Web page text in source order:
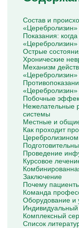
Капельницы
Капельница
Капельница
Капельница
Капельница
Капельница Рингер
Состав и
«Церебролизин»
Показания:
«Церебролизин»
Острые
Хронические
Механизм
«Церебролизин»
«Церебролизин»
Побочные
Нежелательные
системы
Местные и
Как проходит
Церебролизином
Проведение
Курсовое
Заключение
Почему
Команда
Оборудование и
Комплексный
Список